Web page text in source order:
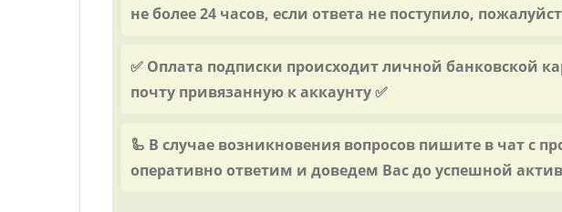
не более 24 часов, если ответа не поступило,
✅ Оплата подписки происходит личной банковской
почту привязанную к аккаунту ✅
🦾 В случае возникновения вопросов пишите в чат с
оперативно ответим и доведем Вас до успешной